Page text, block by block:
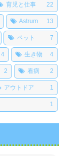
育児と仕事 22
Astrum 13
ペット 7
4 生き物 4
2 看病 2
アウトドア 1
1